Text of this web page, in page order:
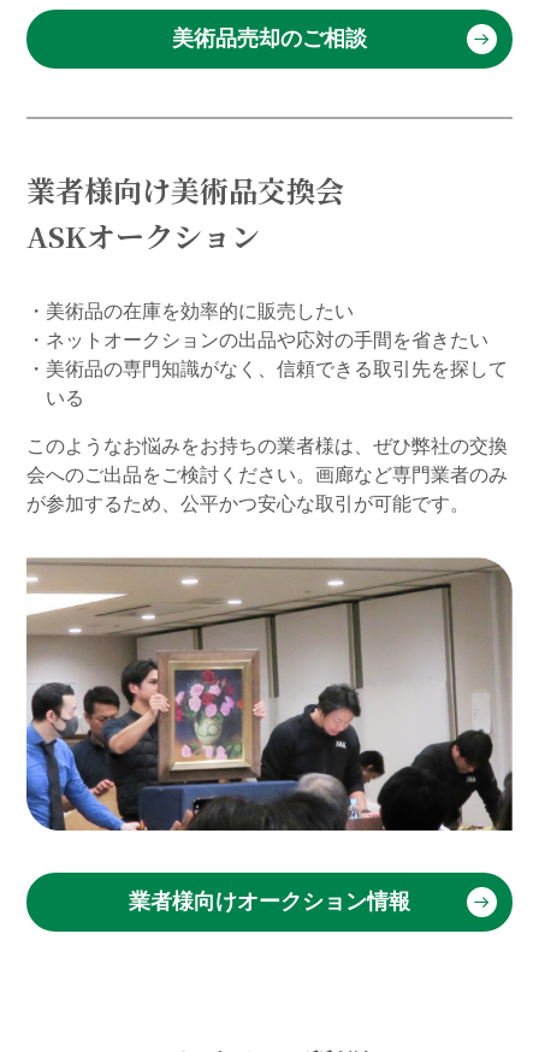
美術品売却のご相談
業者様向け美術品交換会
ASKオークション
・美術品の在庫を効率的に販売したい
・ネットオークションの出品や応対の手間を省きたい
・美術品の専門知識がなく、信頼できる取引先を探して
いる
このようなお悩みをお持ちの業者様は、ぜひ弊社の交換
会へのご出品をご検討ください。画廊など専門業者のみ
が参加するため、公平かつ安心な取引が可能です。
業者様向けオークション情報